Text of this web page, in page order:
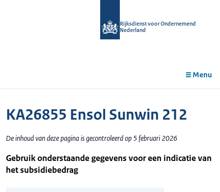
Rijksdienst voor Ondernemend
Nederland
Menu
KA26855 Ensol Sunwin 212
De inhoud van deze pagina is gecontroleerd op 5 februari 2026
Gebruik onderstaande gegevens voor een indicatie van
het subsidiebedrag